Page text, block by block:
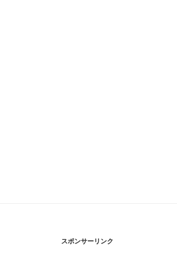
スポンサーリンク